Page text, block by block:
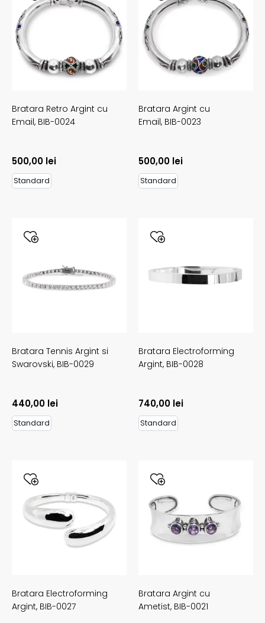
Bratara Retro Argint cu
Email, BIB-0024
500,00 lei
Standard
Bratara Argint cu
Email, BIB-0023
500,00 lei
Standard
Bratara Tennis Argint si
Swarovski, BIB-0029
440,00 lei
Standard
Bratara Electroforming
Argint, BIB-0028
740,00 lei
Standard
Bratara Electroforming
Argint, BIB-0027
Bratara Argint cu
Ametist, BIB-0021